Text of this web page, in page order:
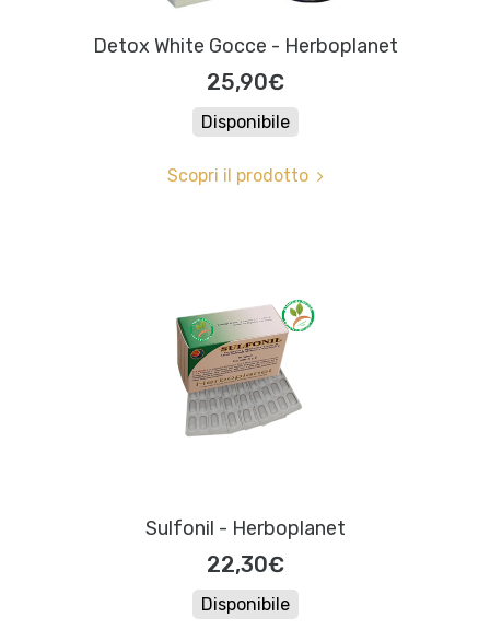
Detox White Gocce - Herboplanet
25,90€
Disponibile
Scopri il prodotto
Sulfonil - Herboplanet
22,30€
Disponibile